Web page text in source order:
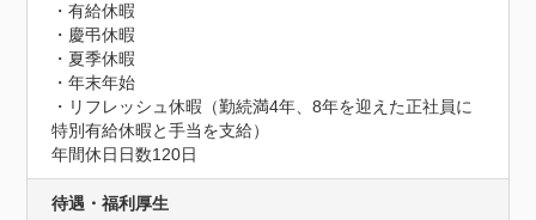
・有給休暇
・慶弔休暇
・夏季休暇
・年末年始
・リフレッシュ休暇（勤続満4年、8年を迎えた正社員に
特別有給休暇と手当を支給）
年間休日日数120日
待遇・福利厚生